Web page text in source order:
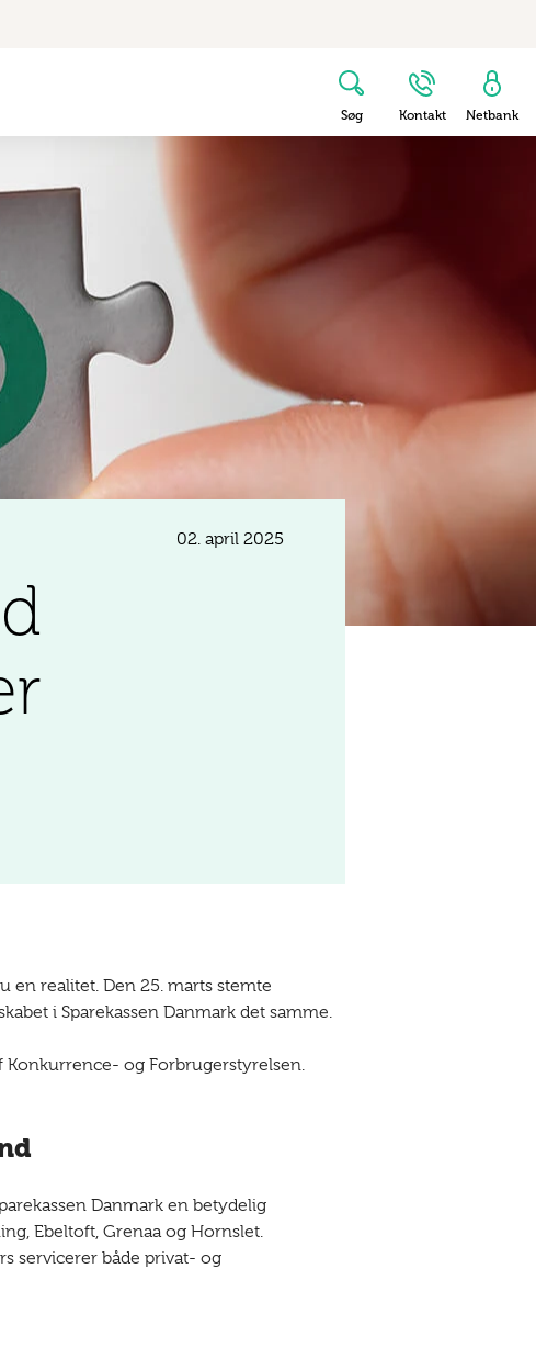
Søg Kontakt Netbank
02. april 2025
en realitet. Den 25. marts stemte
i Sparekassen Danmark det samme.
og Forbrugerstyrelsen.
Danmark en betydelig
Ebeltoft, Grenaa og Hornslet.
servicerer både privat- og